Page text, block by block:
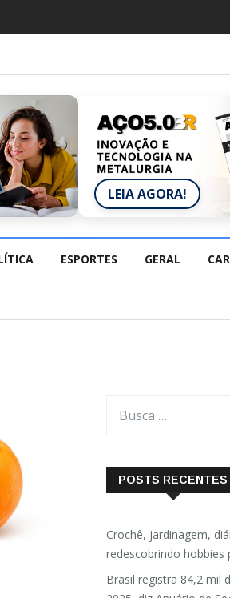
LEIA AGORA!
ESPORTES GERAL
POSTS RECENTES
Crochê, jardinagem,
redescobrindo hobbies
Brasil registra 84,2 mil